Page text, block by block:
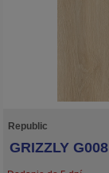
Republic
GRIZZLY